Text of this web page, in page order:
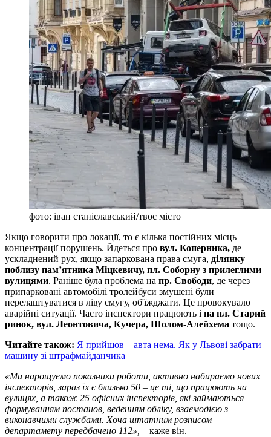
фото: іван станіславський/твоє місто
Якщо говорити про локації, то є кілька постійних місць
концентрації порушень. Йдеться про вул. Коперника, де
ускладнений рух, якщо запаркована права смуга, ділянку
поблизу пам’ятника Міцкевичу, пл. Соборну з прилеглими
вулицями. Раніше була проблема на пр. Свободи, де через
припарковані автомобілі тролейбуси змушені були
перелаштуватися в ліву смугу, об'їжджати. Це провокувало
аварійні ситуації. Часто інспектори працюють і на пл. Старий
ринок, вул. Леонтовича, Кучера, Шолом-Алейхема тощо.
Читайте також: Я прийшов – авта нема. Як у Львові забрати
машину зі штрафмайданчика
«Ми нарощуємо показники роботи, активно набираємо нових
інспекторів, зараз їх є близько 50 – це ті, що працюють на
вулицях, а також 25 офісних інспекторів, які займаються
формуванням постанов, веденням обліку, взаємодією з
виконавчими службами. Хоча штатним розписом
департамету передбачено 112», – каже він.